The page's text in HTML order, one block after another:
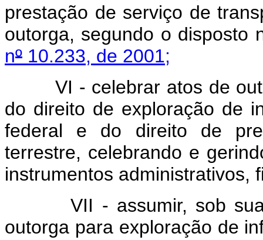
prestação de serviço de
outorga, segundo o
nº 10.233, de 2001;
VI - celebrar atos de
do direito de exploração de
federal e do direito de
terrestre, celebrando e
instrumentos administrativos,
VII - assumir, sob sua
outorga para exploração de